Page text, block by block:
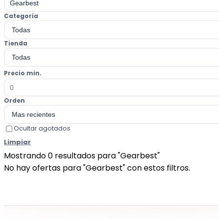
Categoria
Tienda
Precio min.
Orden
Ocultar agotados
Limpiar
Mostrando0 resultados para"Gearbest"
No hay ofertas para "Gearbest" con estos filtros.